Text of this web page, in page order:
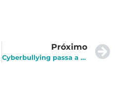
Próximo
Cyberbullying passa a ser crime com pena de até quatro anos de prisão e multa